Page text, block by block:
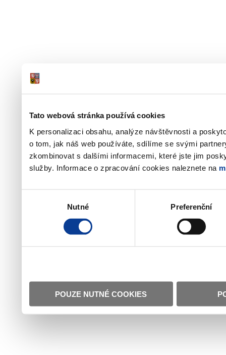
Tato webová stránka používá cookies
K personalizaci obsahu, analýze návštěvnosti a
o tom, jak náš web používáte, sdílíme se svými
zkombinovat s dalšími informacemi, které jste jim
služby. Informace o zpracování cookies naleznete na
Nutné Preferenční
POUZE NUTNÉ COOKIES